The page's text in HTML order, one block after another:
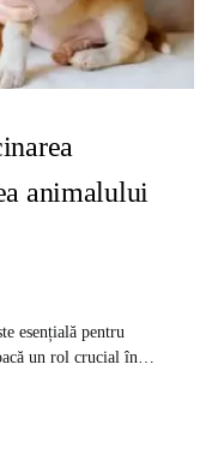
animalului
esențială pentru
un rol crucial în…